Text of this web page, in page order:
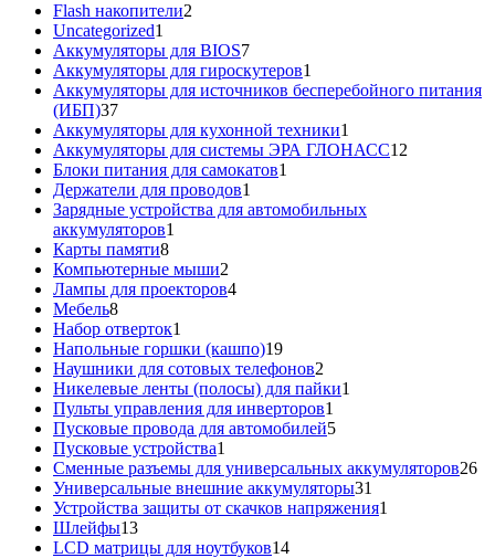
Flash накопители2
Uncategorized1
товар
Аккумуляторы для BIOS77
товаров
Аккумуляторы для гироскутеров1
товар
Аккумуляторы для источников бесперебойного питания
(ИБП)3737
товаров
Аккумуляторы для кухонной техники1
товар
Аккумуляторы для системы ЭРА ГЛОНАСС12
Блоки питания для самокатов1
Держатели для проводов1
товар
Зарядные устройства для автомобильных
аккумуляторов1
Карты памяти88
товаров
Компьютерные мыши2
товара
Лампы для проекторов44
Мебель88
товаров
Набор отверток1
товар
Напольные горшки (кашпо)1919
товаров
Наушники для сотовых телефонов2
товара
Никелевые ленты (полосы) для пайки1
Пульты управления для инверторов1
товар
Пусковые провода для автомобилей55
Пусковые устройства1
товар
Сменные разъемы для универсальных аккумуляторов2626
Универсальные внешние аккумуляторы31
товар
Устройства защиты от скачков напряжения1
Шлейфы1313
товаров
LCD матрицы для ноутбуков1414